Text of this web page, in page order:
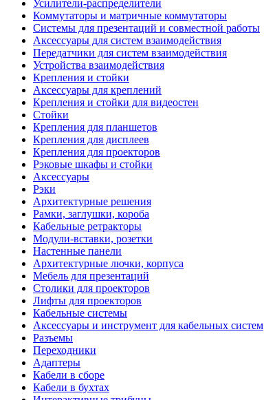
Усилители-распределители
Коммутаторы и матричные коммутаторы
Системы для презентаций и совместной работы
Аксессуары для систем взаимодействия
Передатчики для систем взаимодействия
Устройства взаимодействия
Крепления и стойки
Аксессуары для креплений
Крепления и стойки для видеостен
Стойки
Крепления для планшетов
Крепления для дисплеев
Крепления для проекторов
Рэковые шкафы и стойки
Аксессуары
Рэки
Архитектурные решения
Рамки, заглушки, короба
Кабельные ретракторы
Модули-вставки, розетки
Настенные панели
Архитектурные лючки, корпуса
Мебель для презентаций
Столики для проекторов
Лифты для проекторов
Кабельные системы
Аксессуары и инструмент для кабельных систем
Разъемы
Переходники
Адаптеры
Кабели в сборе
Кабели в бухтах